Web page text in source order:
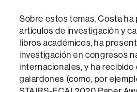
Sobre estos temas, Costa ha
artículos de investigación y
libros académicos, ha
investigación en congresos
internacionales, y ha recibido
galardones (como, por